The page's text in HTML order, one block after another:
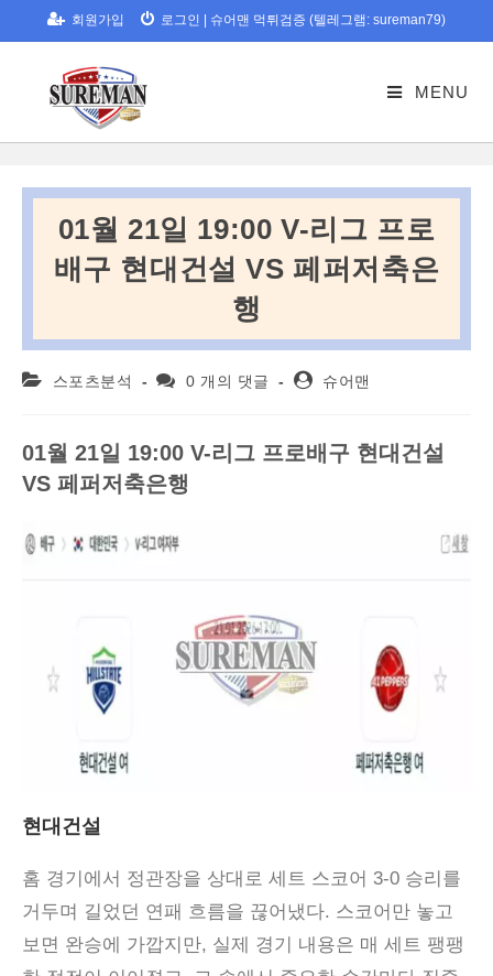
to
회원가입 로그인 슈어맨 먹튀검증 (텔레그램: sureman79)
MENU
01월 21일 19:00 V-리그 프로
배구 현대건설 VS 페퍼저축은
행
Post 스포츠분석
Post0 개의 댓글
Post슈어맨
01월 21일 19:00 V-리그 프로배구 현대건설
VS 페퍼저축은행
현대건설
홈 경기에서 정관장을 상대로 세트 스코어 3-0 승리를
거두며 길었던 연패 흐름을 끊어냈다. 스코어만 놓고
보면 완승에 가깝지만, 실제 경기 내용은 매 세트 팽팽